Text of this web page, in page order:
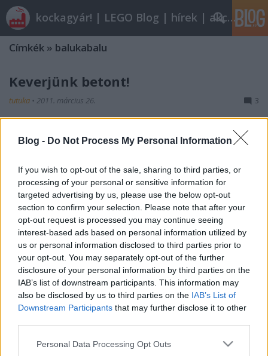
Blog - Do Not Process My Personal Information
If you wish to opt-out of the sale, sharing to third parties, or
processing of your personal or sensitive information for
targeted advertising by us, please use the below opt-out
section to confirm your selection. Please note that after your
opt-out request is processed you may continue seeing
interest-based ads based on personal information utilized by
us or personal information disclosed to third parties prior to
your opt-out. You may separately opt-out of the further
disclosure of your personal information by third parties on the
IAB’s list of downstream participants. This information may
also be disclosed by us to third parties on the IAB’s List of
Downstream Participants that may further disclose it to other
Please note that this website/app uses one or more Google
Personal Data Processing Opt Outs
kockagyár! | LEGO Blog | hírek | akciók |
Címkék » balukabalu
Keverjünk betont!
tutuka • 2011. március 26. 3
Ha betonról van szó, nem ismerünk tréfát! Már a
2007-es, szerintem is felettébb jól eltalált 7990
Bateman) és most a 6682-es előddel is így járunk
el.Jelen esetben előd kiefejezést kéretik annak szó
szoros értelmében venni! Nem…
Lil'7990
tutuka• 2011. március 26.
Még több kép erre!
Ha lemaradtál volna